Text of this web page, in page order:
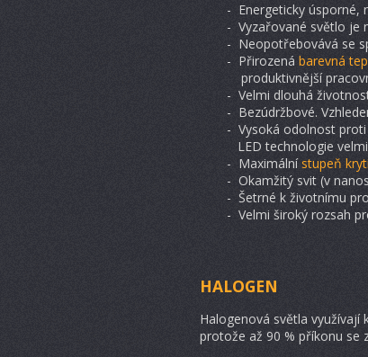
- Energeticky úsporné,
- Vyzařované světlo je
- Neopotřebovává se
- Přirozená barevná
produktivnější
- Velmi dlouhá
- Bezúdržbové.
- Vysoká odolnost proti
LED technologie
- Maximálnístupeň
- Okamžitý svit (v
- Šetrné k životnímu
- Velmi široký rozsah
HALOGEN
Halogenová světla
protože až 90 % příkonu se